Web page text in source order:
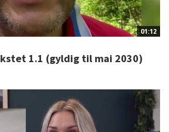
01:12
1.1 (gyldig til mai 2030)